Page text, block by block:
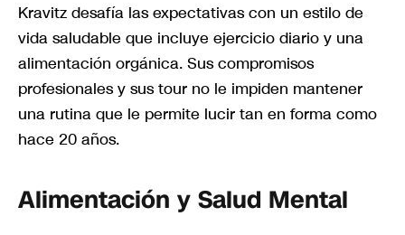
Kravitz desafía las expectativas con un estilo de
vida saludable que incluye ejercicio diario y una
alimentación orgánica. Sus compromisos
profesionales y sus tour no le impiden mantener
una rutina que le permite lucir tan en forma como
hace 20 años.
Alimentación y Salud Mental